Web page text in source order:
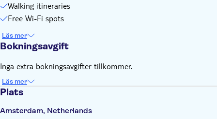
Walking itineraries
Free Wi-Fi spots
Läs mer
Bokningsavgift
Inga extra bokningsavgifter tillkommer.
Läs mer
Plats
Amsterdam, Netherlands